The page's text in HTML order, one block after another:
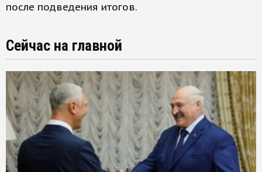
после подведения итогов.
Сейчас на главной